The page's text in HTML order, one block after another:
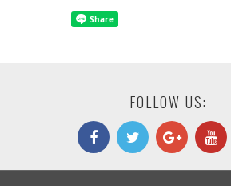
FOLLOW US: